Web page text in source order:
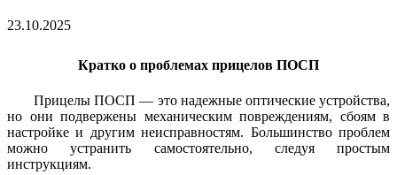
23.10.2025
Кратко о проблемах прицелов ПОСП
Прицелы ПОСП — это надежные оптические устройства,
но они подвержены механическим повреждениям, сбоям в
настройке и другим неисправностям. Большинство проблем
можно устранить самостоятельно, следуя простым
инструкциям.